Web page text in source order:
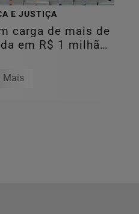
E JUSTIÇA
carga de mais de
em R$ 1 milhão
Mais